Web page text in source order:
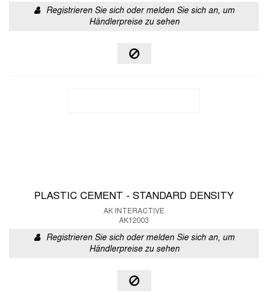
Registrieren Sie sich oder melden Sie sich an, um
Händlerpreise zu sehen
PLASTIC CEMENT - STANDARD DENSITY
AK INTERACTIVE
AK12003
Registrieren Sie sich oder melden Sie sich an, um
Händlerpreise zu sehen